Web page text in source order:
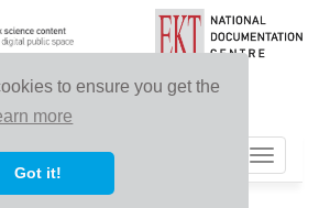
to ensure you get the
more
Got it!
Toggle